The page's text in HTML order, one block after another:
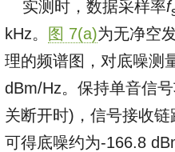
实测时，数据采样率f
kHz。 图 7(a)为无净空
理的频谱图，对底噪测
dBm/Hz。保持单音信
关断开时)，信号接收
可得底噪约为-166.8